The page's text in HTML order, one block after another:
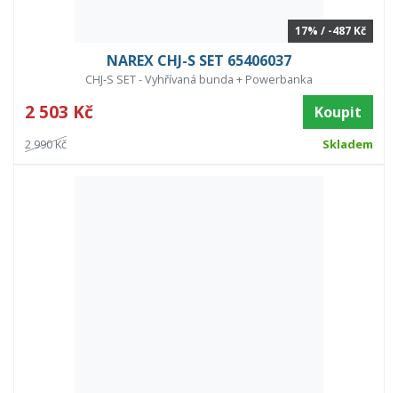
17% / -487 Kč
NAREX CHJ-S SET 65406037
CHJ-S SET - Vyhřívaná bunda + Powerbanka
2 503 Kč Koupit
2 990 Kč Skladem